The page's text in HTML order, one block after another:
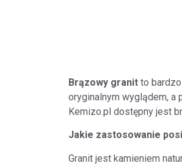
Brązowy granit to
oryginalnym wyglądem, a
Kemizo.pl dostępny jest
Jakie zastosowanie
Granit jest kamieniem